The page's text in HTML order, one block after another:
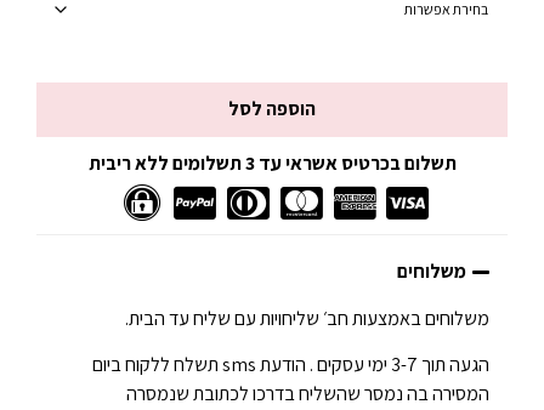
הוספה לסל
תשלום בכרטיס אשראי עד 3 תשלומים ללא ריבית
משלוחים
משלוחים באמצעות חב׳ שליחויות עם שליח עד הבית.
הגעה תוך 3-7 ימי עסקים . הודעת sms תשלח ללקוח ביום
המסירה בה נמסר שהשליח בדרכו לכתובת שנמסרה